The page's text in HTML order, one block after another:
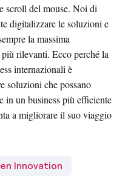
scroll del mouse. Noi di
digitalizzare le soluzioni e
la massima
rilevanti. Ecco perché la
internazionali è
soluzioni che possano
in un business più efficiente
a migliorare il suo viaggio
Innovation